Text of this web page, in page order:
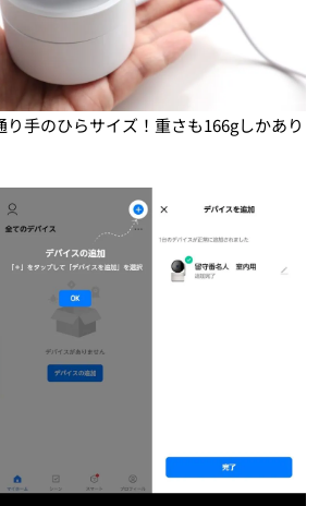
手のひらサイズ！重さも166gしかあり